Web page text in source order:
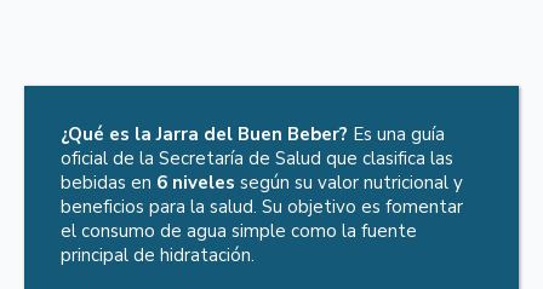
¿Qué es la Jarra del Buen Beber? Es una guía
oficial de la Secretaría de Salud que clasifica las
bebidas en 6 niveles según su valor nutricional y
beneficios para la salud. Su objetivo es fomentar
el consumo de agua simple como la fuente
principal de hidratación.